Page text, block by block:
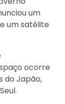
um
um satélite
ocorre
do Japão,